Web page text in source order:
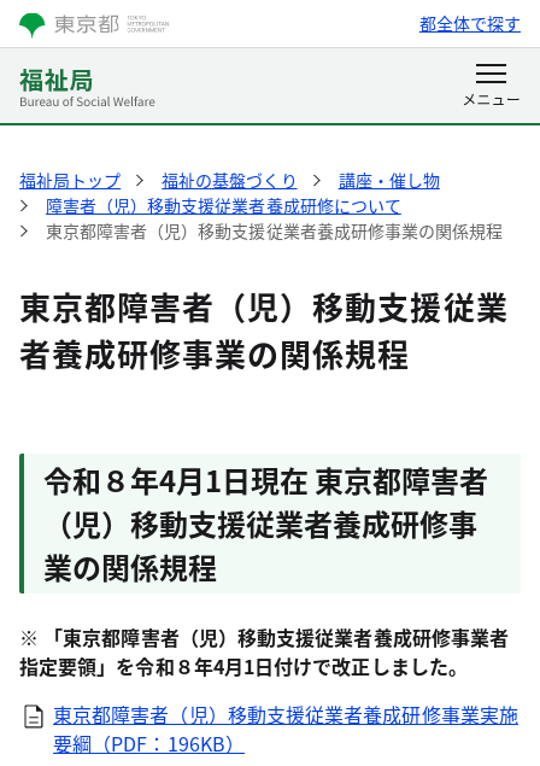
都全体で探す
福祉局トップ 福祉の基盤づくり
講座・催し物
障害者（児）移動支援従業者養成研修について
東京都障害者（児）移動支援従業者養成研修事業の関係規程
東京都障害者（児）移動支援従業
者養成研修事業の関係規程
令和８年4月1日現在 東京都障害者
（児）移動支援従業者養成研修事
業の関係規程
※ 「東京都障害者（児）移動支援従業者養成研修事業者
指定要領」を令和８年4月1日付けで改正しました。
東京都障害者（児）移動支援従業者養成研修事業実施
要綱（PDF：196KB）